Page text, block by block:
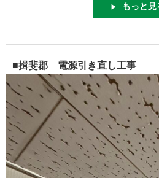
▶ もっと見
■揖斐郡 電源引き直し工事